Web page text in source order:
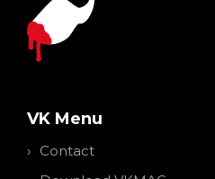
VK Menu
Contact